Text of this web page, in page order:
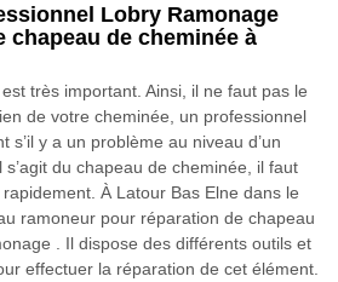
Lobry Ramonage
chapeau de cheminée à
très important. Ainsi, il ne faut pas le
de votre cheminée, un professionnel
s’il y a un problème au niveau d’un
s’agit du chapeau de cheminée, il faut
À Latour Bas Elne dans le
ramoneur pour réparation de chapeau
. Il dispose des différents outils et
effectuer la réparation de cet élément.